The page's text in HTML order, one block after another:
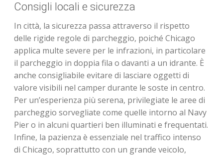
Consigli locali e sicurezza
In città, la sicurezza passa attraverso il rispetto
delle rigide regole di parcheggio, poiché Chicago
applica multe severe per le infrazioni, in particolare
il parcheggio in doppia fila o davanti a un idrante. È
anche consigliabile evitare di lasciare oggetti di
valore visibili nel camper durante le soste in centro.
Per un’esperienza più serena, privilegiate le aree di
parcheggio sorvegliate come quelle intorno al Navy
Pier o in alcuni quartieri ben illuminati e frequentati.
Infine, la pazienza è essenziale nel traffico intenso
di Chicago, soprattutto con un grande veicolo,